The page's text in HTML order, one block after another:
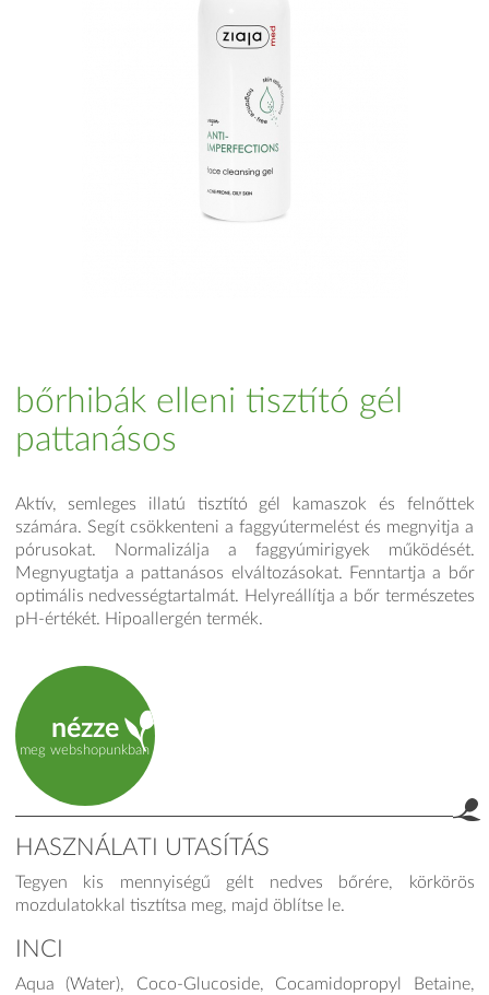
bőrhibák elleni tisztító gél
pattanásos
Aktív, semleges illatú tisztító gél kamaszok és felnőttek
számára. Segít csökkenteni a faggyútermelést és megnyitja a
pórusokat. Normalizálja a faggyúmirigyek működését.
Megnyugtatja a pattanásos elváltozásokat. Fenntartja a bőr
optimális nedvességtartalmát. Helyreállítja a bőr természetes
pH-értékét. Hipoallergén termék.
nézze
meg webshopunkban
HASZNÁLATI UTASÍTÁS
Tegyen kis mennyiségű gélt nedves bőrére, körkörös
mozdulatokkal tisztítsa meg, majd öblítse le.
INCI
Aqua (Water), Coco-Glucoside, Cocamidopropyl Betaine,